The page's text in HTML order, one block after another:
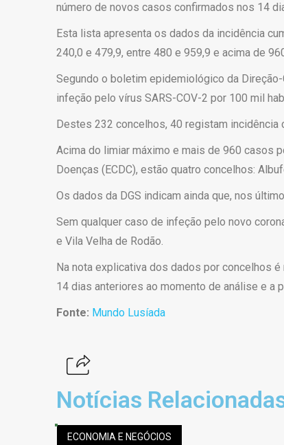
número de novos casos confirmados nos 14
Esta lista apresenta os dados da incidência
240,0 e 479,9, entre 480 e 959,9 e acima de
Segundo o boletim epidemiológico da
infeção pelo vírus SARS-COV-2 por 100 mil
Destes 232 concelhos, 40 registam incidência
Acima do limiar máximo e mais de 960 casos
Doenças (ECDC), estão quatro concelhos:
Os dados da DGS indicam ainda que, nos
Sem qualquer caso de infeção pelo novo
e Vila Velha de Rodão.
Na nota explicativa dos dados por concelhos
14 dias anteriores ao momento de análise e a
Fonte: Mundo Lusíada
Notícias
ECONOMIA E NEGÓCIOS